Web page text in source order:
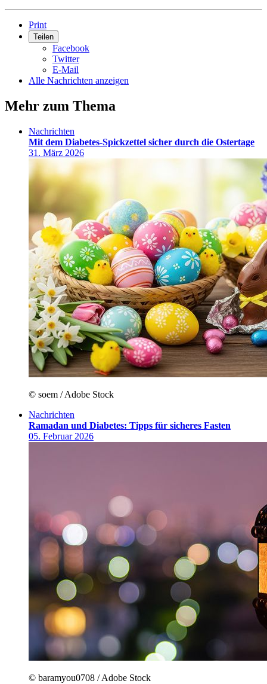
Print
Teilen
Facebook
Twitter
E-Mail
Alle Nachrichten anzeigen
Mehr zum Thema
Nachrichten
Mit dem Diabetes-Spickzettel sicher durch die Ostertage
31. März 2026
© soem / Adobe Stock
Nachrichten
Ramadan und Diabetes: Tipps für sicheres Fasten
05. Februar 2026
© baramyou0708 / Adobe Stock